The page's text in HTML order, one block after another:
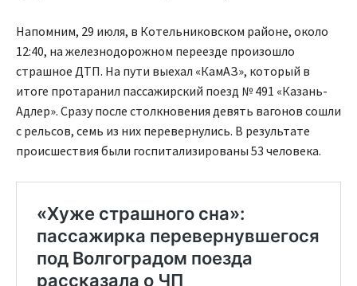
Напомним, 29 июля, в Котельниковском районе, около
12:40, на железнодорожном переезде произошло
страшное ДТП. На пути выехал «КамАЗ», который в
итоге протаранил пассажирский поезд № 491 «Казань-
Адлер». Сразу после столкновения девять вагонов сошли
с рельсов, семь из них перевернулись. В результате
происшествия были госпитализированы 53 человека.